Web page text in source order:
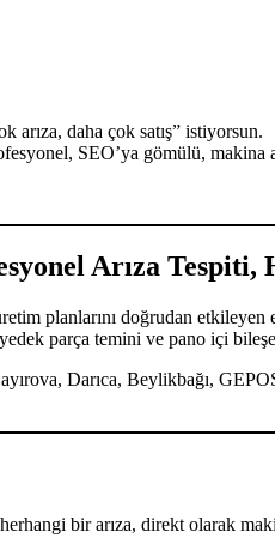
daha çok satış” istiyorsun.
SEO’ya gömülü, makina
Arıza Tespiti,
planlarını doğrudan
parça temini ve pano içi
Darıca, Beylikbağı,
bir arıza, direkt olarak